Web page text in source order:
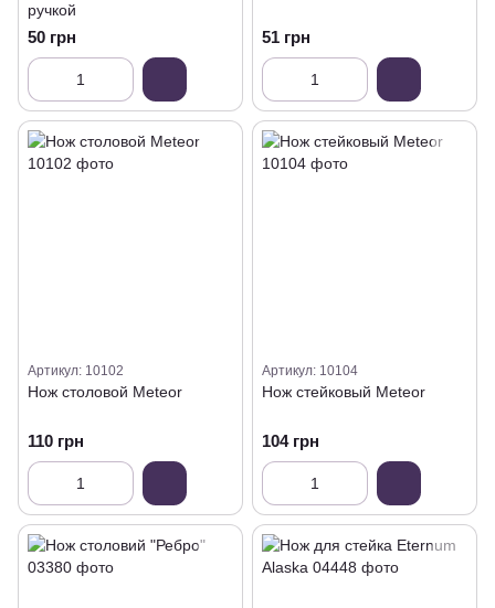
ручкой
50 грн 51 грн
Артикул: 10102
Нож столовой Meteor
110 грн
Артикул: 10104
Нож стейковый Meteor
104 грн